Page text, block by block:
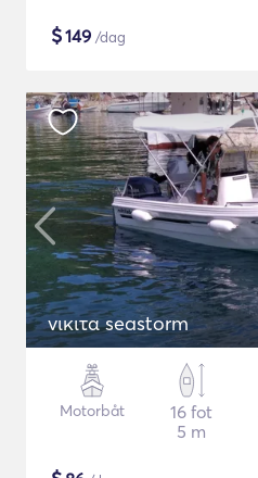
$149 /dag
νικιτα seastorm
Motorbåt
16 fot
5 m